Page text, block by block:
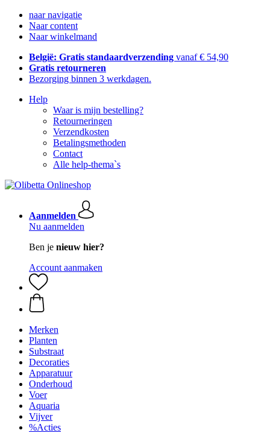
naar navigatie
Naar content
Naar winkelmand
België: Gratis standaardverzending vanaf € 54,90
Gratis retourneren
Bezorging binnen 3 werkdagen.
Help
Waar is mijn bestelling?
Retourneringen
Verzendkosten
Betalingsmethoden
Contact
Alle help-thema`s
Aanmelden
Nu aanmelden
Ben je nieuw hier?
Account aanmaken
Merken
Planten
Substraat
Decoraties
Apparatuur
Onderhoud
Voer
Aquaria
Vijver
%Acties